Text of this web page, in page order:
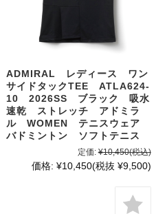
ADMIRAL レディース ワン
サイドタックTEE ATLA624-
10 2026SS ブラック 吸水
速乾 ストレッチ アドミラ
ル WOMEN テニスウェア
バドミントン ソフトテニス
定価: ¥10,450(税込)
価格: ¥10,450(税抜 ¥9,500)